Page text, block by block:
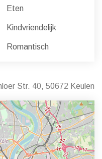
Eten
Kindvriendelijk
Romantisch
Str. 40, 50672 Keulen